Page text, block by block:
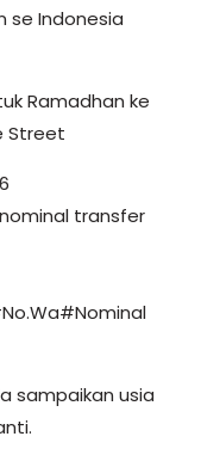
se Indonesia
Ramadhan ke
Street
transfer
sampaikan usia